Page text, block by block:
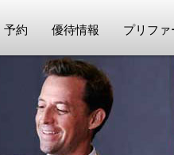
予約 優待情報 プリフ